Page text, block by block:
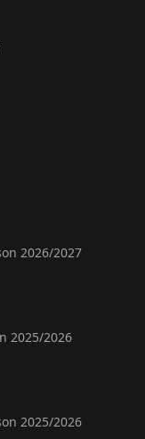
2026/2027
2025/2026
2025/2026